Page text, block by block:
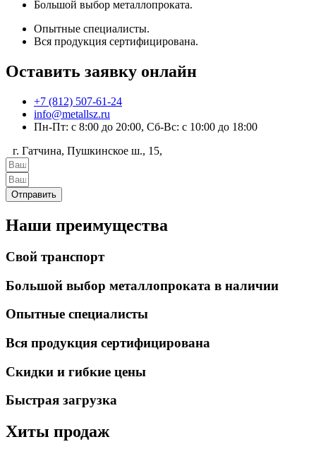
Большой выбор металлопроката.
Опытные специалисты.
Вся продукция сертифицирована.
Оставить заявку онлайн
+7 (812) 507-61-24
info@metallsz.ru
Пн-Пт: с 8:00 до 20:00, Сб-Вс: с 10:00 до 18:00
г. Гатчина, Пушкинское ш., 15,
Отправить
Наши преимущества
Свой транспорт
Большой выбор металлопроката в наличии
Опытные специалисты
Вся продукция сертифицирована
Скидки и гибкие цены
Быстрая загрузка
Хиты продаж